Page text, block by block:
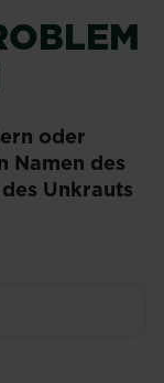
oder
Namen des
Unkrauts